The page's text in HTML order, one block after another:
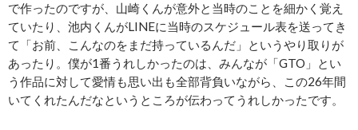
で作ったのですが、山崎くんが意外と当時のことを細かく覚え
ていたり、池内くんがLINEに当時のスケジュール表を送ってき
て「お前、こんなのをまだ持っているんだ」というやり取りが
あったり。僕が1番うれしかったのは、みんなが「GTO」とい
う作品に対して愛情も思い出も全部背負いながら、この26年間
いてくれたんだなというところが伝わってうれしかったです。